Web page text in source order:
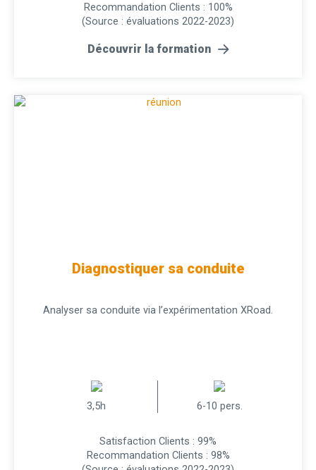
Recommandation Clients : 100%
(Source : évaluations 2022-2023)
Découvrir la formation
Diagnostiquer sa conduite
Analyser sa conduite via l’expérimentation XRoad.
3,5h 6-10 pers.
Satisfaction Clients : 99%
Recommandation Clients : 98%